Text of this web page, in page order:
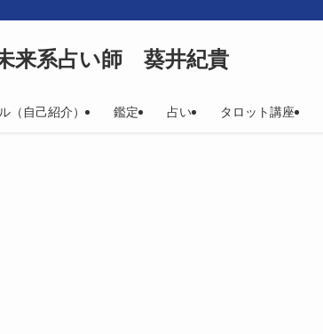
来系占い師 葵井紀貴
（自己紹介） 鑑定 占い タロット講座